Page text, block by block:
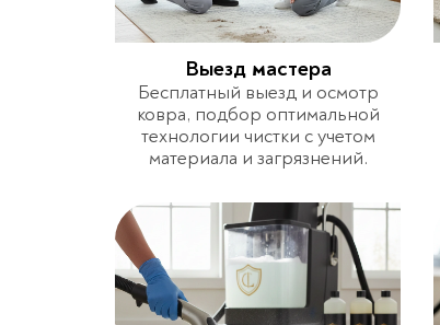
Выезд мастера
Бесплатный выезд и осмотр
ковра, подбор оптимальной
технологии чистки с учетом
материала и загрязнений.